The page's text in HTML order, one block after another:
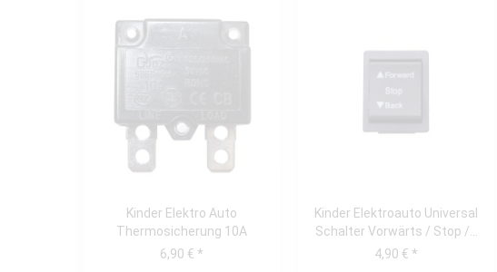
Kinder Elektro Auto
Thermosicherung 10A
universal
6,90 € *
Kinder Elektroauto Universal
Schalter Vorwärts / Stop /...
4,90 € *